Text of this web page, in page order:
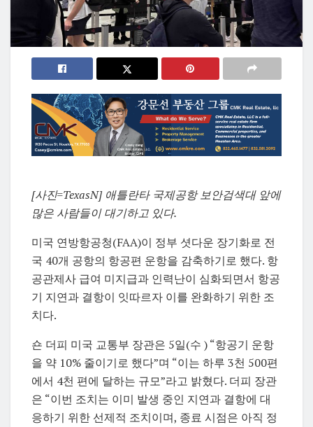
[사진=TexasN] 애틀란타 국제공항 보안검색대 앞에
많은 사람들이 대기하고 있다.
미국 연방항공청(FAA)이 정부 셧다운 장기화로 전
국 40개 공항의 항공편 운항을 감축하기로 했다. 항
공관제사 급여 미지급과 인력난이 심화되면서 항공
기 지연과 결항이 잇따르자 이를 완화하기 위한 조
치다.
숀 더피 미국 교통부 장관은 5일(수 ) “항공기 운항
을 약 10% 줄이기로 했다”며 “이는 하루 3천 500편
에서 4천 편에 달하는 규모”라고 밝혔다. 더피 장관
은 “이번 조치는 이미 발생 중인 지연과 결항에 대
응하기 위한 선제적 조치이며, 종료 시점은 아직 정